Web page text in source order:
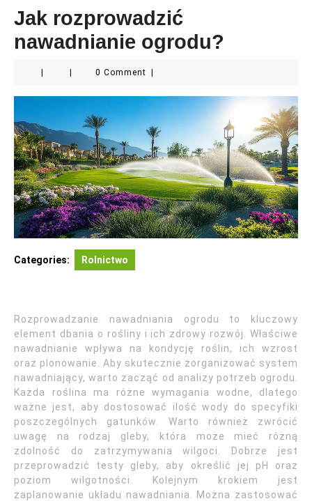
Jak rozprowadzić
nawadnianie ogrodu?
0 Comment
Categories: Rolnictwo
Rozprowadzanie nawadniania ogrodu to kluczowy
element dbania o rośliny i ich zdrowy rozwój. Właściwe
nawadnianie wpływa na kondycję roślin, ich wzrost
oraz plonowanie. Aby skutecznie zorganizować system
nawadniający, warto zacząć od analizy potrzeb ogrodu.
Każda roślina ma różne wymagania wodne, dlatego
ważne jest, aby dostosować ilość wody do specyfiki
poszczególnych gatunków. Warto również zwrócić
uwagę na rodzaj gleby, która może mieć różną
zdolność do zatrzymywania wilgoci. Dobrze jest
przeprowadzić testy gleby, aby określić jej pH oraz
poziom wilgotności. Kolejnym krokiem jest
zaplanowanie układu nawadniania. Można zastosować